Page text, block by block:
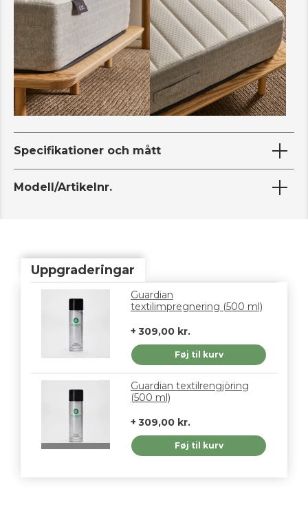
Specifikationer och mått
Modell/Artikelnr.
Uppgraderingar
Guardian
textilimpregnering (500 ml)
309,00 kr.
Føj til kurv
Guardian textilrengjöring
(500 ml)
309,00 kr.
Føj til kurv